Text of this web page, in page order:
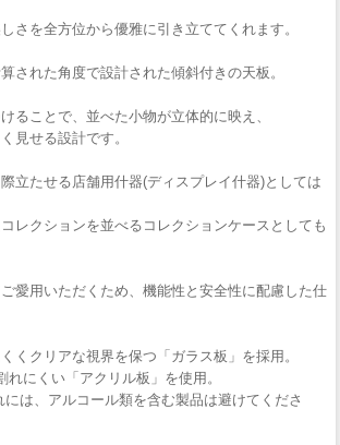
さを全方位から優雅に引き立ててくれます。
された角度で設計された傾斜付きの天板。
ることで、並べた小物が立体的に映え、
見せる設計です。
立たせる店舗用什器(ディスプレイ什器)としては
レクションを並べるコレクションケースとしても
愛用いただくため、機能性と安全性に配慮した仕
くクリアな視界を保つ「ガラス板」を採用。
にくい「アクリル板」を使用。
は、アルコール類を含む製品は避けてくださ